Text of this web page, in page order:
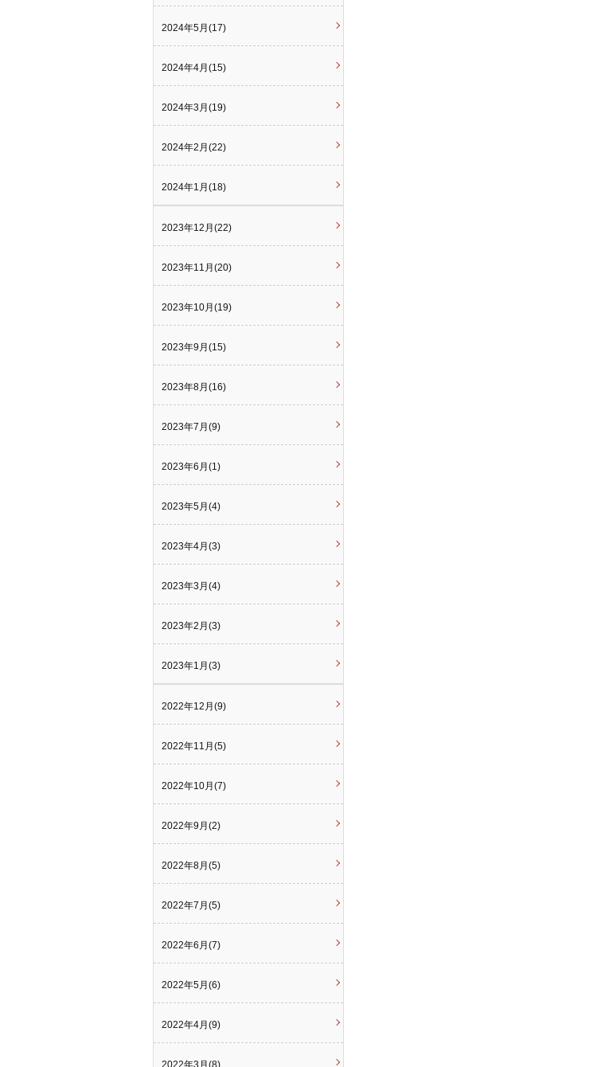
2024年5月(17)
2024年4月(15)
2024年3月(19)
2024年2月(22)
2024年1月(18)
2023年12月(22)
2023年11月(20)
2023年10月(19)
2023年9月(15)
2023年8月(16)
2023年7月(9)
2023年6月(1)
2023年5月(4)
2023年4月(3)
2023年3月(4)
2023年2月(3)
2023年1月(3)
2022年12月(9)
2022年11月(5)
2022年10月(7)
2022年9月(2)
2022年8月(5)
2022年7月(5)
2022年6月(7)
2022年5月(6)
2022年4月(9)
2022年3月(8)